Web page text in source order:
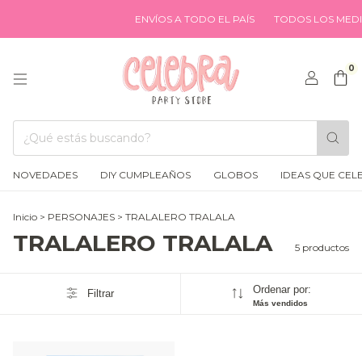
ENVÍOS A TODO EL PAÍS TODOS LOS
0
NOVEDADES DIY CUMPLEAÑOS GLOBOS IDEAS QUE
Inicio > PERSONAJES > TRALALERO TRALALA
TRALALERO TRALALA 5 productos
Filtrar Ordenar por:
Más vendidos